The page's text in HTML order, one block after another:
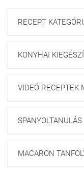
RECEPT
KONYHAI
VIDEÓ RECEPTEK
MACARON